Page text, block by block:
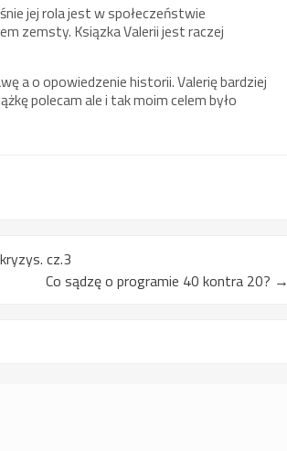
jej rola jest w społeczeństwie
zemsty. Ksiązka Valerii jest raczej
a o opowiedzenie historii. Valerię bardziej
polecam ale i tak moim celem było
cz.3
Co sądzę o programie 40 kontra 20? →